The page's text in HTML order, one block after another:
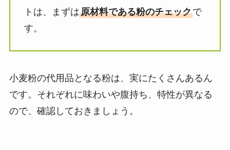
トは、まずは原材料である粉のチェックで
す。
小麦粉の代用品となる粉は、実にたくさんあるん
です。それぞれに味わいや腹持ち、特性が異なる
ので、確認しておきましょう。